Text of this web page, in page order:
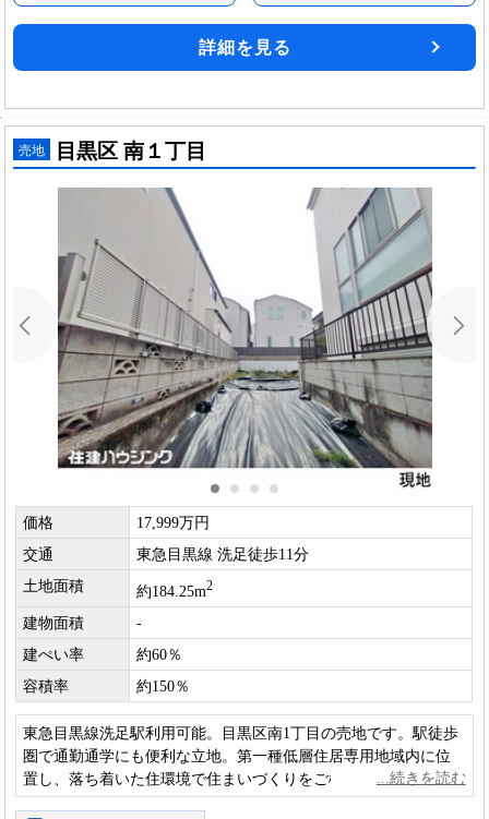
詳細を見る
売地 目黒区 南１丁目
価格
17,999万円
交通
東急目黒線 洗足徒歩11分
土地面積
約184.25m2
建物面積
-
建ぺい率
約60％
容積率
約150％
東急目黒線洗足駅利用可能。目黒区南1丁目の売地です。駅徒歩
圏で通勤通学にも便利な立地。第一種低層住居専用地域内に位
置し、落ち着いた住環境で住まいづくりをご検討いただけま
す。